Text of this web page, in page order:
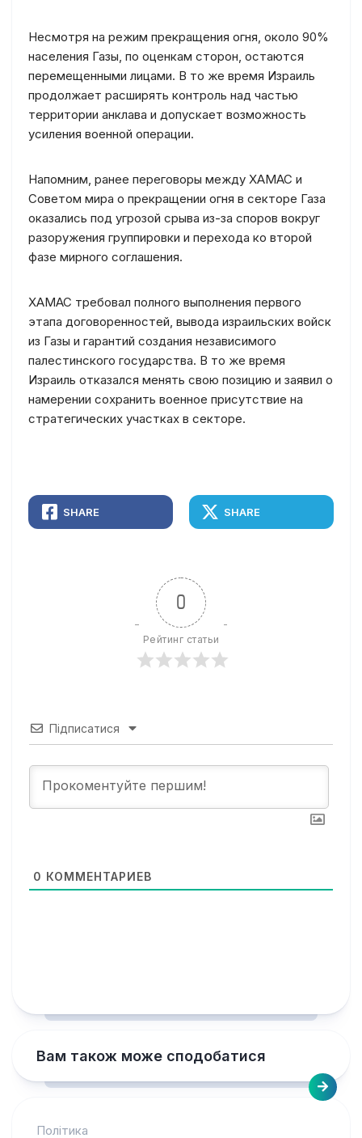
Несмотря на режим прекращения огня, около 90%
населения Газы, по оценкам сторон, остаются
перемещенными лицами. В то же время Израиль
продолжает расширять контроль над частью
территории анклава и допускает возможность
усиления военной операции.
Напомним, ранее переговоры между ХАМАС и
Советом мира о прекращении огня в секторе Газа
оказались под угрозой срыва из-за споров вокруг
разоружения группировки и перехода ко второй
фазе мирного соглашения.
ХАМАС требовал полного выполнения первого
этапа договоренностей, вывода израильских войск
из Газы и гарантий создания независимого
палестинского государства. В то же время
Израиль отказался менять свою позицию и заявил о
намерении сохранить военное присутствие на
стратегических участках в секторе.
SHARE SHARE
0
Рейтинг статьи
Підписатися
0 КОММЕНТАРИЕВ
Вам також може сподобатися
Політика